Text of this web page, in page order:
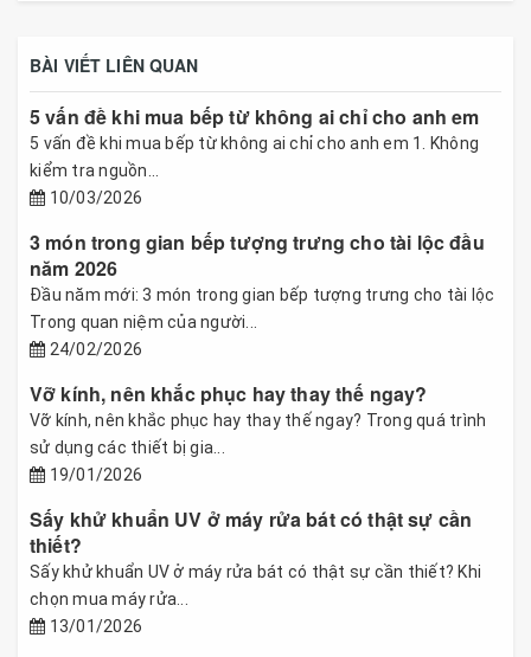
BÀI VIẾT LIÊN QUAN
5 vấn đề khi mua bếp từ không ai chỉ cho anh em
5 vấn đề khi mua bếp từ không ai chỉ cho anh em 1. Không
kiểm tra nguồn...
10/03/2026
3 món trong gian bếp tượng trưng cho tài lộc đầu
năm 2026
Đầu năm mới: 3 món trong gian bếp tượng trưng cho tài lộc
Trong quan niệm của người...
24/02/2026
Vỡ kính, nên khắc phục hay thay thế ngay?
Vỡ kính, nên khắc phục hay thay thế ngay? Trong quá trình
sử dụng các thiết bị gia...
19/01/2026
Sấy khử khuẩn UV ở máy rửa bát có thật sự cần
thiết?
Sấy khử khuẩn UV ở máy rửa bát có thật sự cần thiết? Khi
chọn mua máy rửa...
13/01/2026